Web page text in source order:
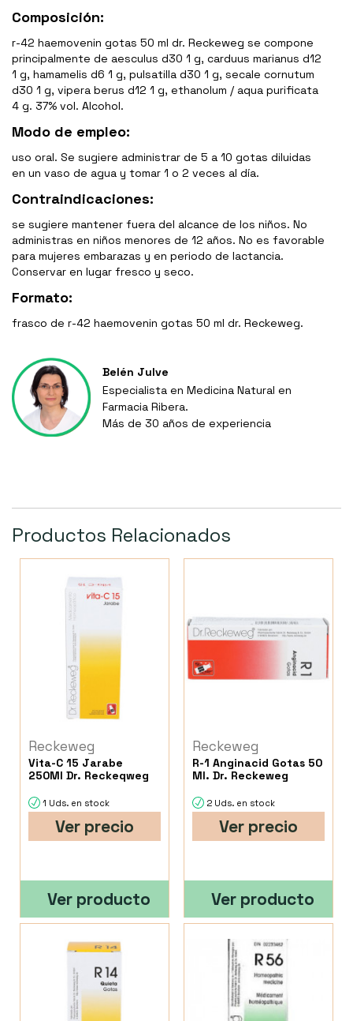
Composición:
r-42 haemovenin gotas 50 ml dr. Reckeweg se compone
principalmente de aesculus d30 1 g, carduus marianus d12
1 g, hamamelis d6 1 g, pulsatilla d30 1 g, secale cornutum
d30 1 g, vipera berus d12 1 g, ethanolum / aqua purificata
4 g. 37% vol. Alcohol.
Modo de empleo:
uso oral. Se sugiere administrar de 5 a 10 gotas diluidas
en un vaso de agua y tomar 1 o 2 veces al día.
Contraindicaciones:
se sugiere mantener fuera del alcance de los niños. No
administras en niños menores de 12 años. No es favorable
para mujeres embarazas y en periodo de lactancia.
Conservar en lugar fresco y seco.
Formato:
frasco de r-42 haemovenin gotas 50 ml dr. Reckeweg.
Belén Julve
Especialista en Medicina Natural en
Farmacia Ribera.
Más de 30 años de experiencia
Productos Relacionados
Reckeweg
Vita-C 15 Jarabe
250Ml Dr. Reckeqweg
1 Uds. en stock
Ver precio
Ver producto
Reckeweg
R-1 Anginacid Gotas 50
Ml. Dr. Reckeweg
2 Uds. en stock
Ver precio
Ver producto